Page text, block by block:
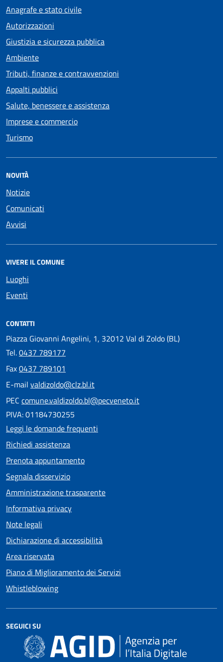
Anagrafe e stato civile
Autorizzazioni
Giustizia e sicurezza pubblica
Ambiente
Tributi, finanze e contravvenzioni
Appalti pubblici
Salute, benessere e assistenza
Imprese e commercio
Turismo
NOVITÀ
Notizie
Comunicati
Avvisi
VIVERE IL COMUNE
Luoghi
Eventi
CONTATTI
Piazza Giovanni Angelini, 1, 32012 Val di Zoldo (BL)
Tel.0437 789177
Fax0437 789101
E-mail valdizoldo@clz.bl.it
PEC comune.valdizoldo.bl@pecveneto.it
PIVA: 01184730255
Leggi le domande frequenti
Richiedi assistenza
Prenota appuntamento
Segnala disservizio
Amministrazione trasparente
Informativa privacy
Note legali
Dichiarazione di accessibilità
Area riservata
Piano di Miglioramento dei Servizi
Whistleblowing
SEGUICI SU